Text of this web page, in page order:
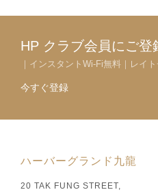
HP クラブ会員にご登
｜インスタントWi-Fi無料｜レイ
今すぐ登録
ハーバーグランド九龍
20 TAK FUNG STREET,